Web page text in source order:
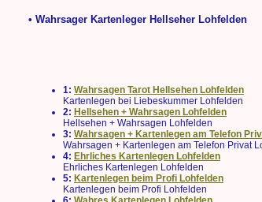
• Wahrsager Kartenleger Hellseher Lohfelden
1: Wahrsagen Tarot Hellsehen Lohfelden
Kartenlegen bei Liebeskummer Lohfelden
2: Hellsehen + Wahrsagen Lohfelden
Hellsehen + Wahrsagen Lohfelden
3: Wahrsagen + Kartenlegen am Telefon
Wahrsagen + Kartenlegen am Telefon Privat
4: Ehrliches Kartenlegen Lohfelden
Ehrliches Kartenlegen Lohfelden
5: Kartenlegen beim Profi Lohfelden
Kartenlegen beim Profi Lohfelden